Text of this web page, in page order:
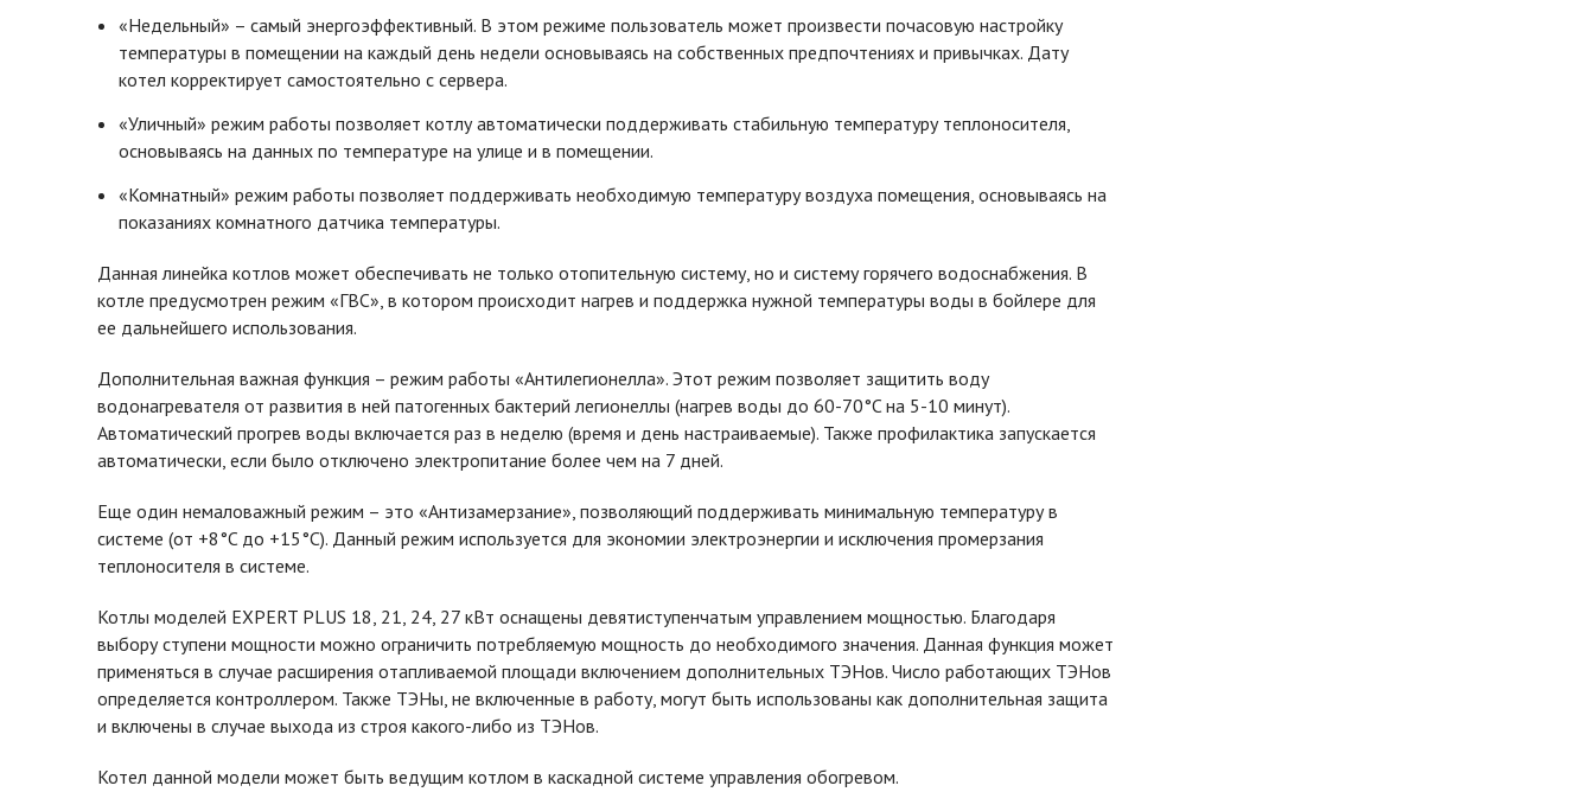
«Недельный» – самый энергоэффективный. В этом режиме пользователь может произвести почасовую настройку
температуры в помещении на каждый день недели основываясь на собственных предпочтениях и привычках. Дату
котел корректирует самостоятельно с сервера.
«Уличный» режим работы позволяет котлу автоматически поддерживать стабильную температуру теплоносителя,
основываясь на данных по температуре на улице и в помещении.
«Комнатный» режим работы позволяет поддерживать необходимую температуру воздуха помещения, основываясь на
показаниях комнатного датчика температуры.
Данная линейка котлов может обеспечивать не только отопительную систему, но и систему горячего водоснабжения. В
котле предусмотрен режим «ГВС», в котором происходит нагрев и поддержка нужной температуры воды в бойлере для
ее дальнейшего использования.
Дополнительная важная функция – режим работы «Антилегионелла». Этот режим позволяет защитить воду
водонагревателя от развития в ней патогенных бактерий легионеллы (нагрев воды до 60-70°C на 5-10 минут).
Автоматический прогрев воды включается раз в неделю (время и день настраиваемые). Также профилактика запускается
автоматически, если было отключено электропитание более чем на 7 дней.
Еще один немаловажный режим – это «Антизамерзание», позволяющий поддерживать минимальную температуру в
системе (от +8°C до +15°C). Данный режим используется для экономии электроэнергии и исключения промерзания
теплоносителя в системе.
Котлы моделей EXPERT PLUS 18, 21, 24, 27 кВт оснащены девятиступенчатым управлением мощностью. Благодаря
выбору ступени мощности можно ограничить потребляемую мощность до необходимого значения. Данная функция может
применяться в случае расширения отапливаемой площади включением дополнительных ТЭНов. Число работающих ТЭНов
определяется контроллером. Также ТЭНы, не включенные в работу, могут быть использованы как дополнительная защита
и включены в случае выхода из строя какого-либо из ТЭНов.
Котел данной модели может быть ведущим котлом в каскадной системе управления обогревом.